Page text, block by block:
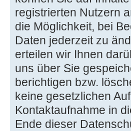
registrierten Nutzern
die Möglichkeit, bei
Daten jederzeit zu
erteilen wir Ihnen
uns über Sie
berichtigen bzw.
keine gesetzlichen
Kontaktaufnahme in
Ende dieser